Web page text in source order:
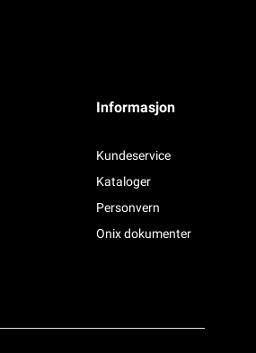
Informasjon
Kundeservice
Kataloger
Personvern
Onix dokumenter